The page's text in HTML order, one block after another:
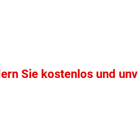
Sie kostenlos und